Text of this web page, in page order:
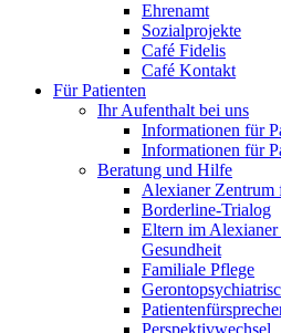
Ehrenamt
Sozialprojekte
Café Fidelis
Café Kontakt
Für Patienten
Ihr Aufenthalt bei uns
Informationen für
Informationen für
Beratung und Hilfe
Alexianer Zentrum
Borderline-Trialog
Eltern im
Gesundheit
Familiale Pflege